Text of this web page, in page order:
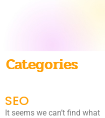
Categories
SEO
It seems we can’t find what